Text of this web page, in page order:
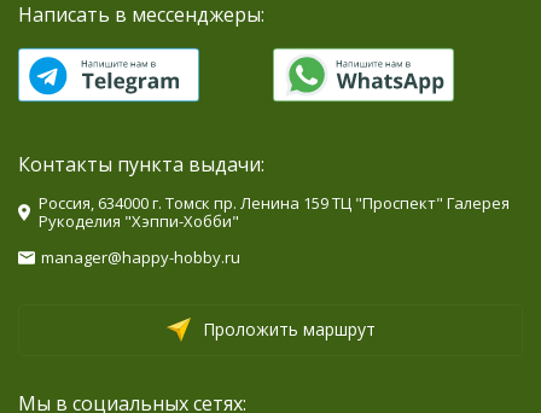
Написать в мессенджеры:
Контакты пункта выдачи:
Россия, 634000 г. Томск пр. Ленина 159 ТЦ "Проспект" Галерея
Рукоделия "Хэппи-Хобби"
manager@happy-hobby.ru
Проложить маршрут
Мы в социальных сетях: